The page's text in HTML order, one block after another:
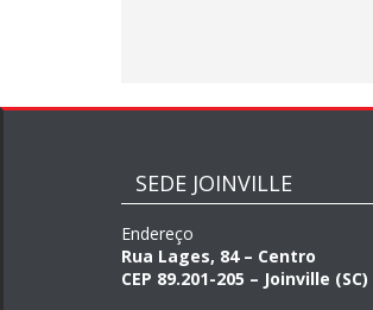
SEDE JOINVILLE
Endereço
Rua Lages, 84 – Centro
CEP 89.201-205 – Joinville (SC)